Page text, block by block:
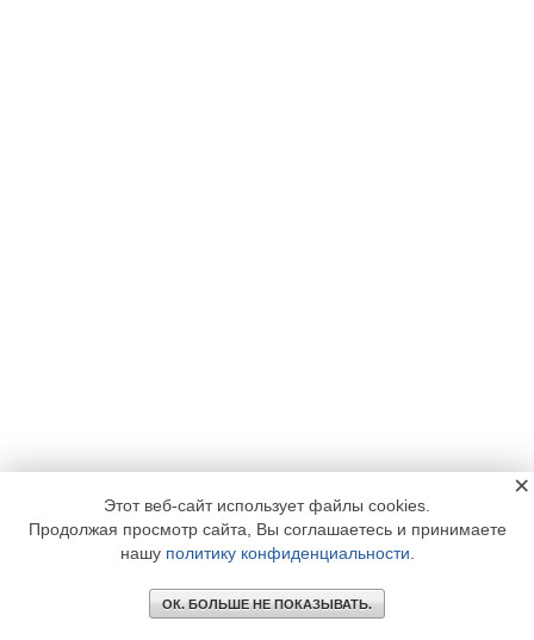
Этот веб-сайт использует файлы cookies.
Продолжая просмотр сайта, Вы соглашаетесь и принимаете
нашу политику конфиденциальности
ОК. БОЛЬШЕ НЕ ПОКАЗЫВАТЬ.
×